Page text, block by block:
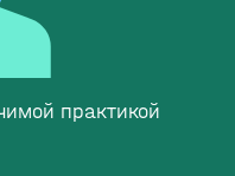
практикой